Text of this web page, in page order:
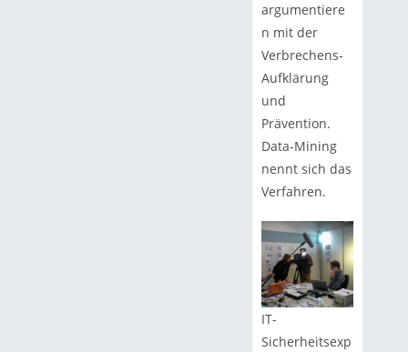
argumentiere
n mit der
Verbrechens-
Aufklärung
und
Prävention.
Data-Mining
nennt sich das
Verfahren.
IT-
Sicherheitsexp